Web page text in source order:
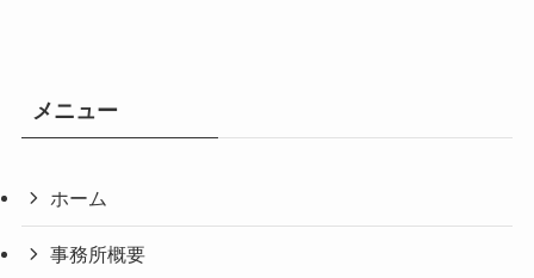
メニュー
ホーム
事務所概要